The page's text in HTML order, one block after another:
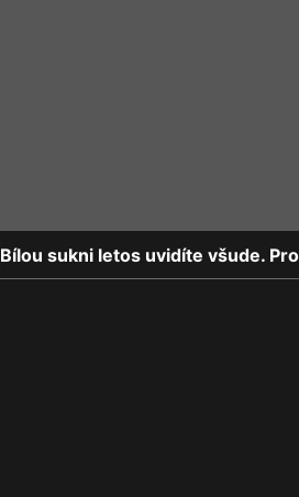
Bílou sukni letos uvidíte všude.